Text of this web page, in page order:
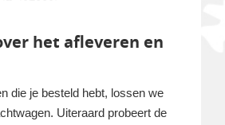
het afleveren en
die je besteld hebt, lossen we
Uiteraard probeert de